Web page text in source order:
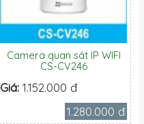
Camera quan sát IP WIFI
CS-CV246
Giá: 1.152.000 đ
1.280.000 đ